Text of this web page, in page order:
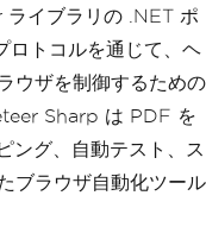
イブラリの .NET ポ
ロトコルを通じて、ヘ
ウザを制御するための
Sharp は PDF を
ング、自動テスト、ス
ブラウザ自動化ツール